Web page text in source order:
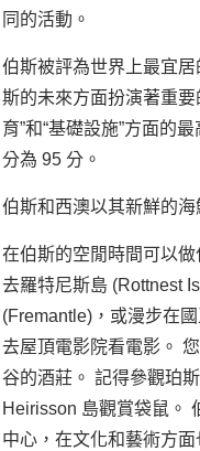
同的活動。
伯斯被評為世界上最宜
斯的未來方面扮演著重要
育”和“基礎設施”方面的
分為 95 分。
伯斯和西澳以其新鮮的
在伯斯的空閒時間可以做
去羅特尼斯島 (Rottnest
(Fremantle)，或漫步在
去屋頂電影院看電影。
谷的酒莊。 記得參觀珀
Heirisson 島觀賞袋鼠。
中心，在文化和藝術方面